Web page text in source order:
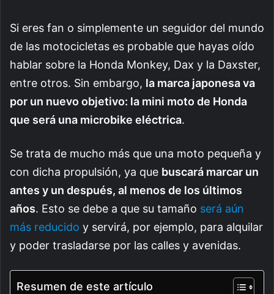
Si eres fan o simplemente un seguidor del mundo
de las motocicletas es probable que hayas oído
hablar sobre la Honda Monkey, Dax y la Daxster,
entre otros. Sin embargo, la marca japonesa va
por un nuevo objetivo: la mini moto de Honda
que será una microbike eléctrica.
Se trata de mucho más que una moto pequeña y
con dicha propulsión, ya que buscará marcar un
antes y un después, al menos de los últimos
años. Esto se debe a que su tamaño será aún
más reducido y servirá, por ejemplo, para alquilar
y poder trasladarse por las calles y avenidas.
Resumen de este artículo